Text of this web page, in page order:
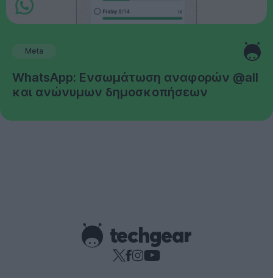
Meta
WhatsApp: Ενσωμάτωση αναφορών @all
και ανώνυμων δημοσκοπήσεων